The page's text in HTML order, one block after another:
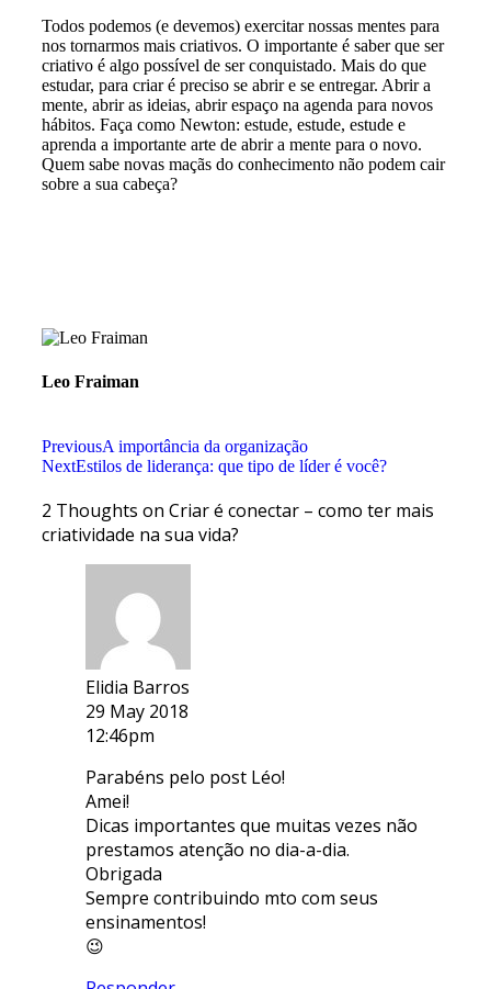
Todos podemos (e devemos) exercitar nossas mentes para
nos tornarmos mais criativos. O importante é saber que ser
criativo é algo possível de ser conquistado. Mais do que
estudar, para criar é preciso se abrir e se entregar. Abrir a
mente, abrir as ideias, abrir espaço na agenda para novos
hábitos. Faça como Newton: estude, estude, estude e
aprenda a importante arte de abrir a mente para o novo.
Quem sabe novas maçãs do conhecimento não podem cair
sobre a sua cabeça?
Leo Fraiman
PreviousA importância da organização
NextEstilos de liderança: que tipo de líder é você?
2 Thoughts on Criar é conectar – como ter mais
criatividade na sua vida?
Elidia Barros
29 May 2018
12:46pm
Parabéns pelo post Léo!
Amei!
Dicas importantes que muitas vezes não
prestamos atenção no dia-a-dia.
Obrigada
Sempre contribuindo mto com seus
ensinamentos!
😉